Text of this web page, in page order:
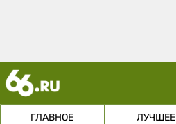
ГЛАВНОЕ ЛУЧШЕЕ